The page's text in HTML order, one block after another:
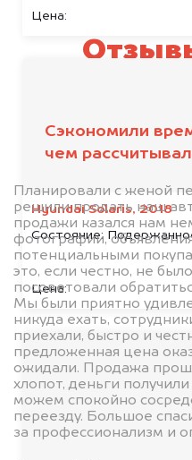
Цена:
Hyundai Solaris, 2018
Состояние:
Цена:
Сэкономили
чем
Планировали с женой
решили продать наш
продажи казался нам
фотографии,
потенциальными
это, если честно, не
посоветовали
Мы были приятно
никуда ехать,
приехали, быстро и
предложенная цена
ожидали. Продажа
хлопот, деньги
можем спокойно
переезду. Большое
за профессионализм и